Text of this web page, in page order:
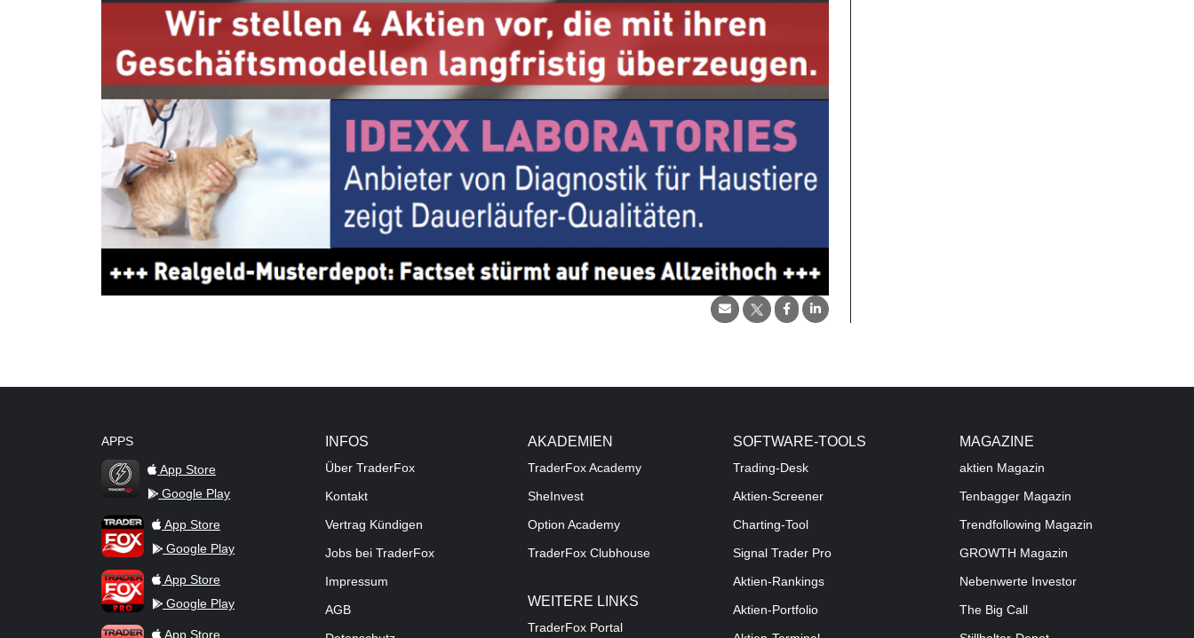
APPS
TraderFox Flash
App Store
Google Play
TraderFox AppApp Store
Google Play
TraderFox ProApp Store
Google Play
TraderFox dpa-AFX ProFeed
App Store
INFOS
Über TraderFox
Kontakt
Vertrag Kündigen
Jobs bei TraderFox
Impressum
AGB
AKADEMIEN
TraderFox Academy
SheInvest
Option Academy
TraderFox Clubhouse
WEITERE LINKS
TraderFox Portal
SOFTWARE-TOOLS
Trading-Desk
Aktien-Screener
Charting-Tool
Signal Trader Pro
Aktien-Rankings
Aktien-Portfolio
MAGAZINE
aktien Magazin
Tenbagger Magazin
Trendfollowing Magazin
GROWTH Magazin
Nebenwerte Investor
The Big Call